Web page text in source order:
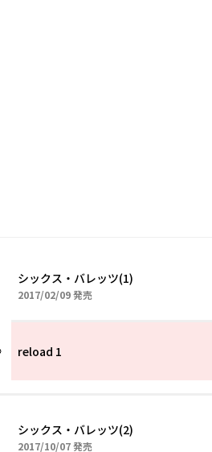
シックス・バレッツ(1)
2017/02/092017年02月09日
発売
reload 1
シックス・バレッツ(2)
2017/10/072017年10月07日
発売